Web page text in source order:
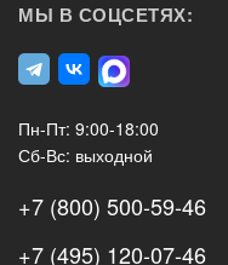
МЫ В СОЦСЕТЯХ:
Пн-Пт: 9:00-18:00
Сб-Вс: выходной
+7 (800) 500-59-46
+7 (495) 120-07-46